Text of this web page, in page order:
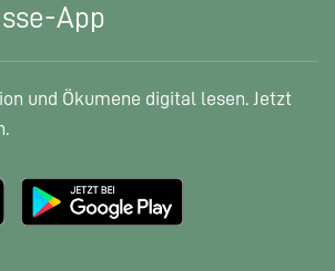
App
und Ökumene digital lesen. Jetzt